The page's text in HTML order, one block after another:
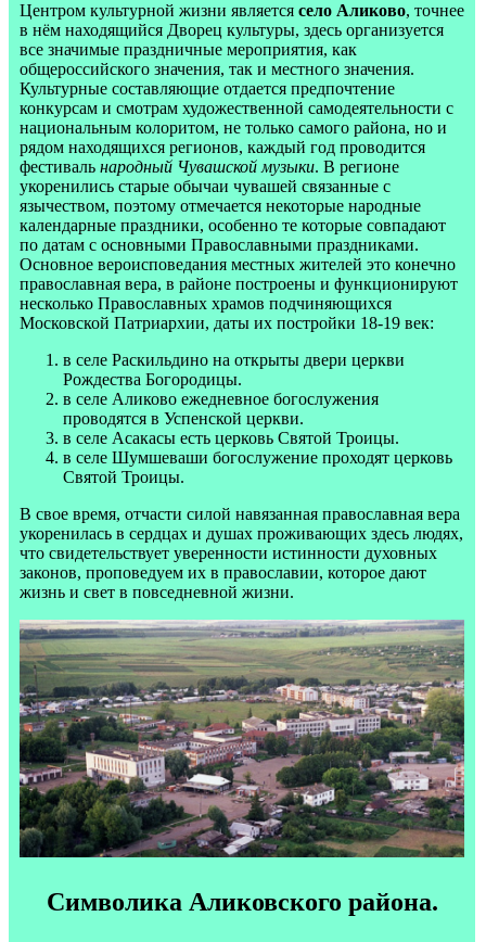
Центром культурной жизни является село Аликово, точнее
в нём находящийся Дворец культуры, здесь организуется
все значимые праздничные мероприятия, как
общероссийского значения, так и местного значения.
Культурные составляющие отдается предпочтение
конкурсам и смотрам художественной самодеятельности с
национальным колоритом, не только самого района, но и
рядом находящихся регионов, каждый год проводится
фестиваль народный Чувашской музыки. В регионе
укоренились старые обычаи чувашей связанные с
язычеством, поэтому отмечается некоторые народные
календарные праздники, особенно те которые совпадают
по датам с основными Православными праздниками.
Основное вероисповедания местных жителей это конечно
православная вера, в районе построены и функционируют
несколько Православных храмов подчиняющихся
Московской Патриархии, даты их постройки 18-19 век:
в селе Раскильдино на открыты двери церкви
Рождества Богородицы.
в селе Аликово ежедневное богослужения
проводятся в Успенской церкви.
в селе Асакасы есть церковь Святой Троицы.
в селе Шумшеваши богослужение проходят церковь
Святой Троицы.
В свое время, отчасти силой навязанная православная вера
укоренилась в сердцах и душах проживающих здесь людях,
что свидетельствует уверенности истинности духовных
законов, проповедуем их в православии, которое дают
жизнь и свет в повседневной жизни.
Символика Аликовского района.